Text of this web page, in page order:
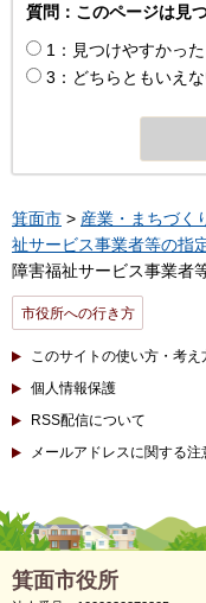
質問：このページは見
1：見つけやすかった
3：どちらともいえ
箕面市 > 産業・まちづく
祉サービス事業者等の指
障害福祉サービス事業者
市役所への行き方
このサイトの使い方・考え
個人情報保護
RSS配信について
メールアドレスに関する注
箕面市役所